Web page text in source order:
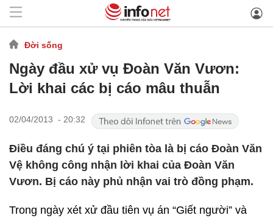
Đời sống
Ngày đầu xử vụ Đoàn Văn Vươn:
Lời khai các bị cáo mâu thuẫn
02/04/2013 - 20:32
Điều đáng chú ý tại phiên tòa là bị cáo Đoàn Văn
Vệ không công nhận lời khai của Đoàn Văn
Vươn. Bị cáo này phủ nhận vai trò đồng phạm.
Trong ngày xét xử đầu tiên vụ án “Giết người” và